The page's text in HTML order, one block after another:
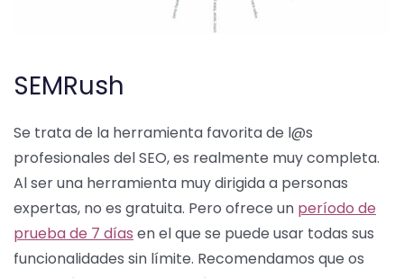
SEMRush
Se trata de la herramienta favorita de l@s
profesionales del SEO, es realmente muy completa.
Al ser una herramienta muy dirigida a personas
expertas, no es gratuita. Pero ofrece un período de
prueba de 7 días en el que se puede usar todas sus
funcionalidades sin límite. Recomendamos que os